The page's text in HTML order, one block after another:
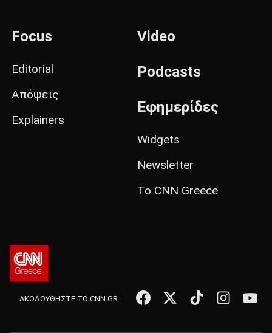
Focus
Editorial
Απόψεις
Explainers
Video
Podcasts
Εφημερίδες
Widgets
Newsletter
Το CNN Greece
ΑΚΟΛΟΥΘΗΣΤΕ ΤΟ CNN.GR